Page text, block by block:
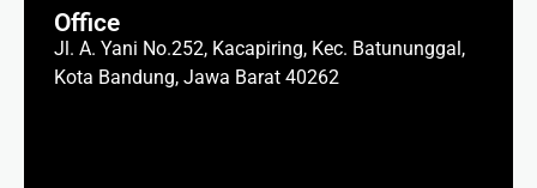
Office
Jl. A. Yani No.252, Kacapiring, Kec. Batununggal,
Kota Bandung, Jawa Barat 40262